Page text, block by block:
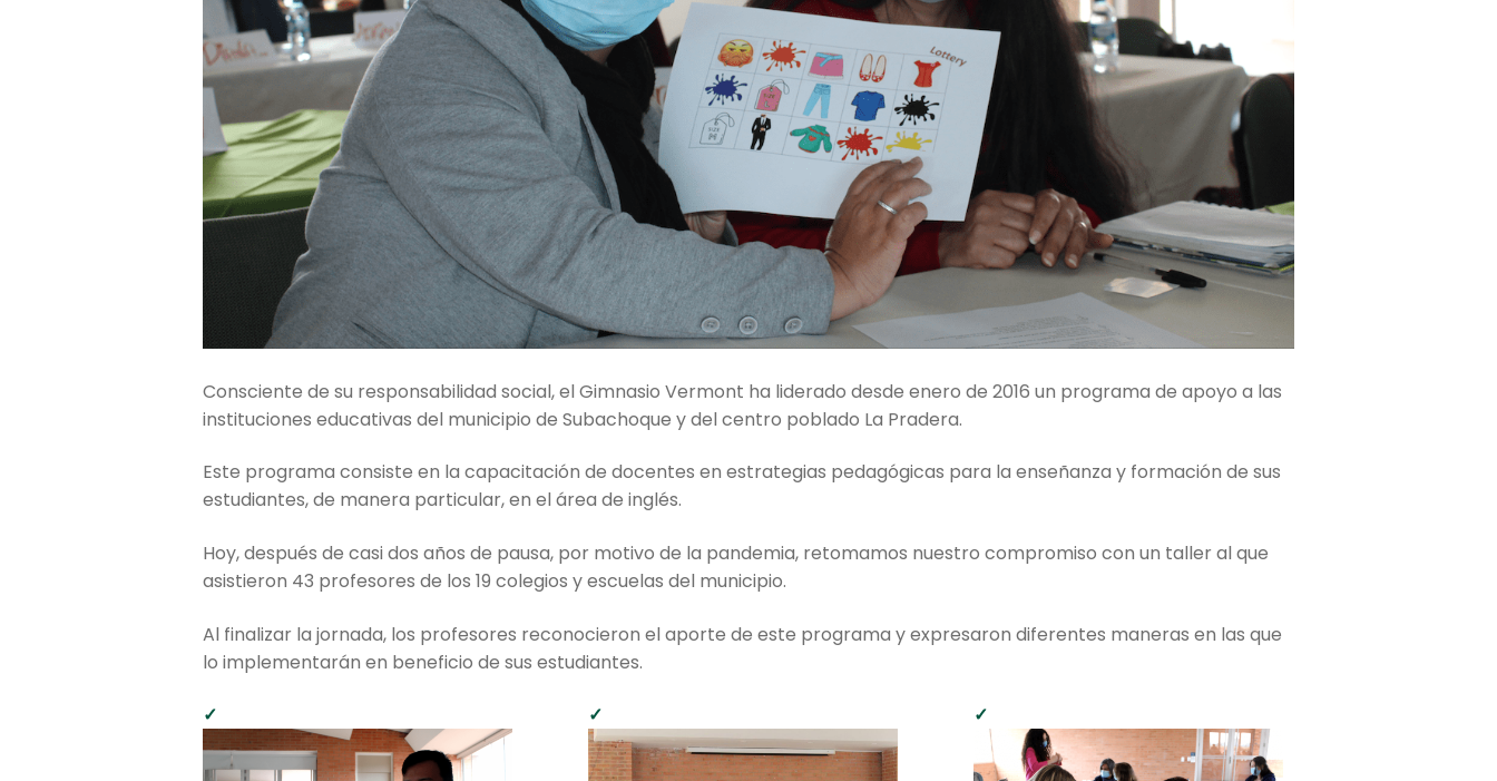
Consciente de su responsabilidad social, el Gimnasio Vermont ha liderado desde enero de 2016 un programa de apoyo a las
instituciones educativas del municipio de Subachoque y del centro poblado La Pradera.
Este programa consiste en la capacitación de docentes en estrategias pedagógicas para la enseñanza y formación de sus
estudiantes, de manera particular, en el área de inglés.
Hoy, después de casi dos años de pausa, por motivo de la pandemia, retomamos nuestro compromiso con un taller al que
asistieron 43 profesores de los 19 colegios y escuelas del municipio.
Al finalizar la jornada, los profesores reconocieron el aporte de este programa y expresaron diferentes maneras en las que
lo implementarán en beneficio de sus estudiantes.